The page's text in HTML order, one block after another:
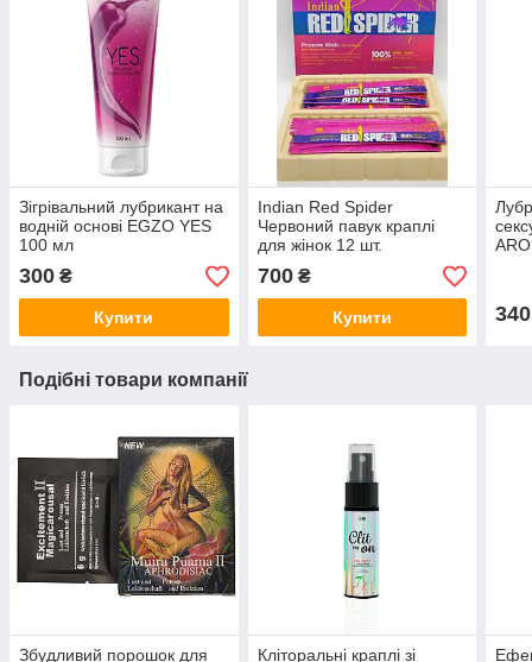
Зігрівальний лубрикант на
водній основі EGZO YES
100 мл
300 ₴
Купити
Indian Red Spider
Червоний павук краплі
для жінок 12 шт.
700₴
Купити 340
Подібні товари компанії
Збудливий порошок для
Кліторальні краплі зі